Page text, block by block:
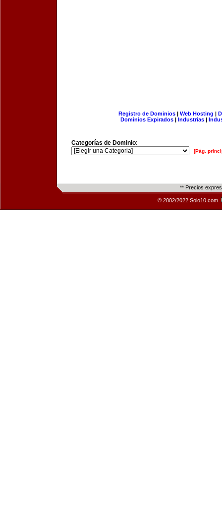
Registro de Dominios| Web Hosting |
Dominios Expirados | Industrias |
Categorías de Dominio:
[Pág.
** Precios
© 2002/2022 Solo10.com